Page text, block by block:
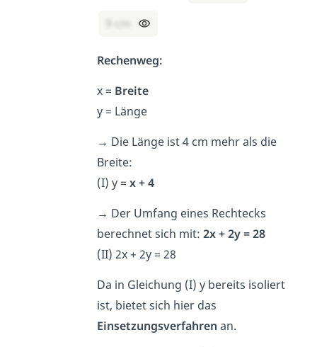
9 cm
Rechenweg:
x = Breite
y = Länge
→ Die Länge ist 4 cm mehr als die
Breite:
(I) y =x + 4
→ Der Umfang eines Rechtecks
berechnet sich mit:2x + 2y = 28
(II) 2x + 2y = 28
Da in Gleichung (I) y bereits isoliert
ist, bietet sich hier das
Einsetzungsverfahren an.